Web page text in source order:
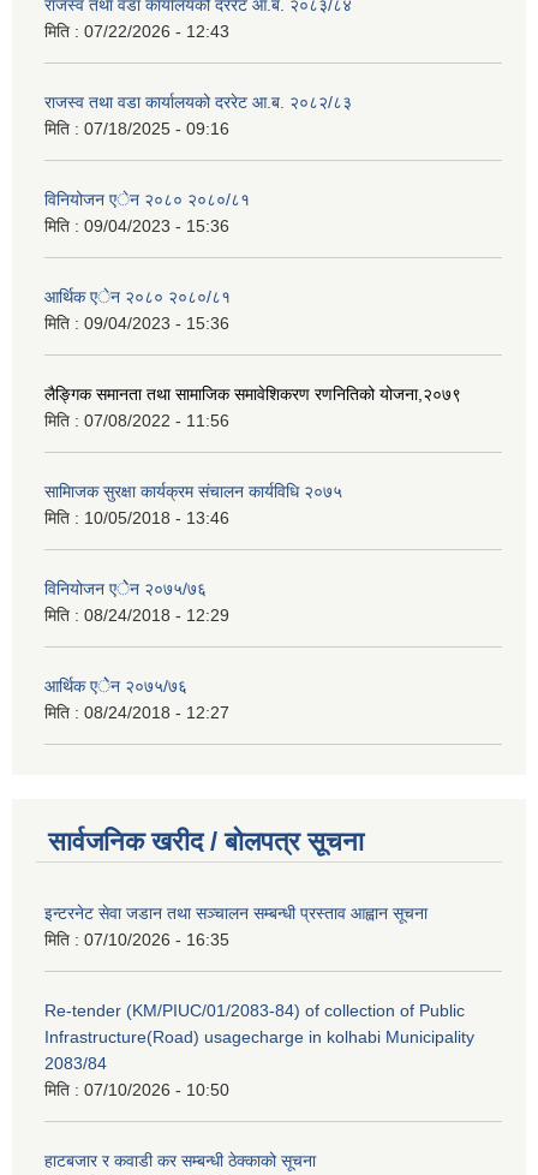
राजस्व तथा वडा कार्यालयको दररेट आ.ब. २०८३/८४
मिति : 07/22/2026 - 12:43
राजस्व तथा वडा कार्यालयको दररेट आ.ब. २०८२/८३
मिति : 07/18/2025 - 09:16
विनियोजन एेन २०८० २०८०/८१
मिति : 09/04/2023 - 15:36
आर्थिक एेन २०८० २०८०/८१
मिति : 09/04/2023 - 15:36
लैङ्गिक समानता तथा सामाजिक समावेशिकरण रणनितिको योजना,२०७९
मिति : 07/08/2022 - 11:56
सामािजक सुरक्षा कार्यक्रम संचालन कार्यविधि २०७५
मिति : 10/05/2018 - 13:46
विनियोजन एेेन २०७५/७६
मिति : 08/24/2018 - 12:29
आर्थिक एेेन २०७५/७६
मिति : 08/24/2018 - 12:27
सार्वजनिक खरीद / बोलपत्र सूचना
इन्टरनेट सेवा जडान तथा सञ्चालन सम्बन्धी प्रस्ताव आह्वान सूचना
मिति : 07/10/2026 - 16:35
Re-tender (KM/PIUC/01/2083-84) of collection of Public
Infrastructure(Road) usagecharge in kolhabi Municipality
2083/84
मिति : 07/10/2026 - 10:50
हाटबजार र कवाडी कर सम्बन्धी ठेक्काको सूचना